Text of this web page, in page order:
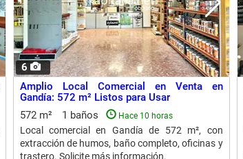
6
Amplio Local Comercial en Venta en
Gandía: 572 m² Listos para Usar
572 m²
1 baños Hace 10 horas
Local comercial en Gandía de 572 m², con
extracción de humos, baño completo, oficinas y
trastero. Solicite más información.